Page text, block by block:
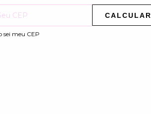
CALCULAR
sei meu CEP